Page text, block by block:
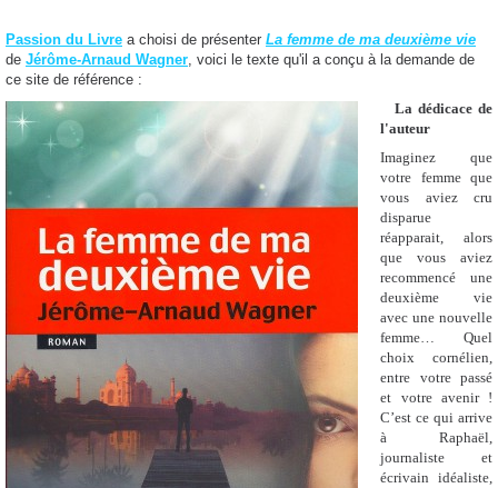
Passion du Livre a choisi de présenter La femme de ma deuxième vie
de Jérôme-Arnaud Wagner, voici le texte qu'il a conçu à la demande de
ce site de référence :
La dédicace de
l'auteur
Imaginez que
votre femme que
vous aviez cru
disparue
réapparait, alors
que vous aviez
recommencé une
deuxième vie
avec une nouvelle
femme… Quel
choix cornélien,
entre votre passé
et votre avenir !
C’est ce qui arrive
à Raphaël,
journaliste et
écrivain idéaliste,